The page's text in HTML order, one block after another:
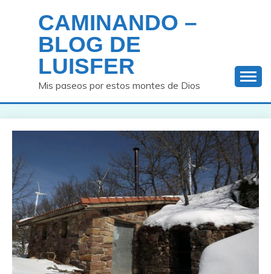
contenido
CAMINANDO –
BLOG DE
LUISFER
Mis paseos por estos montes de Dios